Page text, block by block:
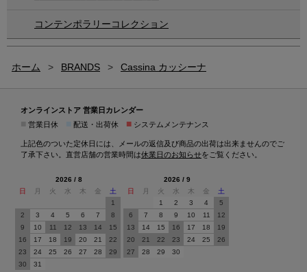
コンテンポラリーコレクション
ホーム > BRANDS > Cassina カッシーナ
オンラインストア 営業日カレンダー
営業日休 配送・出荷休 ■ システムメンテナンス
上記色のついた定休日には、メールの返信及び商品の出荷は出来ませんのでご
了承下さい。直営店舗の営業時間は休業日のお知らせをご覧ください。
2026 / 8
日
月 火 水 木 金
土
1
2
3 4 5 6 7
8
9
10 11 12 13 14
15
16
17 18 19 20 21
22
23
24 25 26 27 28
29
30
31
2026 / 9
日
月 火 水 木 金
土
1
2 3 4
5
6
7 8 9 10 11
12
13
14 15 16 17 18
19
20
21 22 23 24 25
26
27
28 29 30